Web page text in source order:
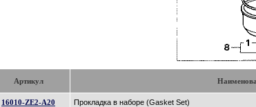
Артикул
16010-ZE2-A20 Прокладка в наборе (Gasket Set)